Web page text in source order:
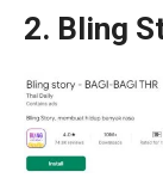
2. Bling